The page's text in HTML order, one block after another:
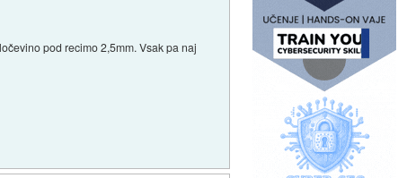
pod recimo 2,5mm. Vsak pa naj